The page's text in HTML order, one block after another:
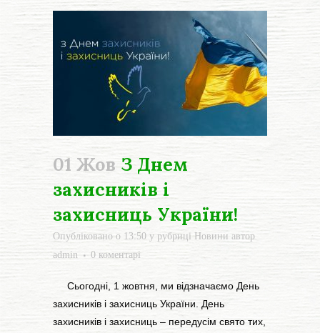
01 Жов З Днем
захисників і
захисниць України!
Опубліковано о 13:50 у рубриціНовини автор
admin
0 коментарі
Сьогодні, 1 жовтня, ми відзначаємо День
захисників і захисниць України. День
захисників і захисниць – передусім свято тих,